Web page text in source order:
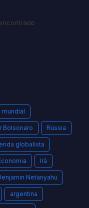
Bolsonaro Rússia
globalista
Irã
Netanyahu
argentina